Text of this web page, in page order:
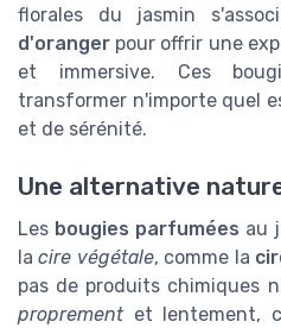
florales du jasmin
d'oranger pour offrir une
et immersive. Ces
transformer n'importe quel
et de sérénité.
Une alternative
Les bougies parfumées au
lacire végétale, comme la
pas de produits chimiques
proprementet lentement,